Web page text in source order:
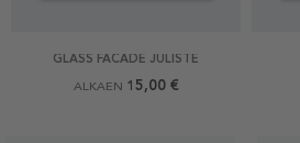
GLASS FACADE JULISTE
ALKAEN 15,00 €